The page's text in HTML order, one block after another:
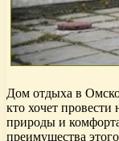
Дом отдыха в
кто хочет
природы и
преимущества